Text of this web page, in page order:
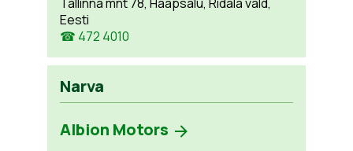
Eesti
☎ 472 4010
Narva
Albion Motors